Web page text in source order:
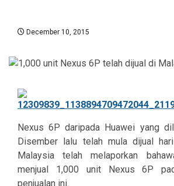
December 10, 2015
Nexus 6P daripada Huawei yang
Disember lalu telah mula dijual
Malaysia telah melaporkan
menjual 1,000 unit Nexus 6P
penjualan ini.